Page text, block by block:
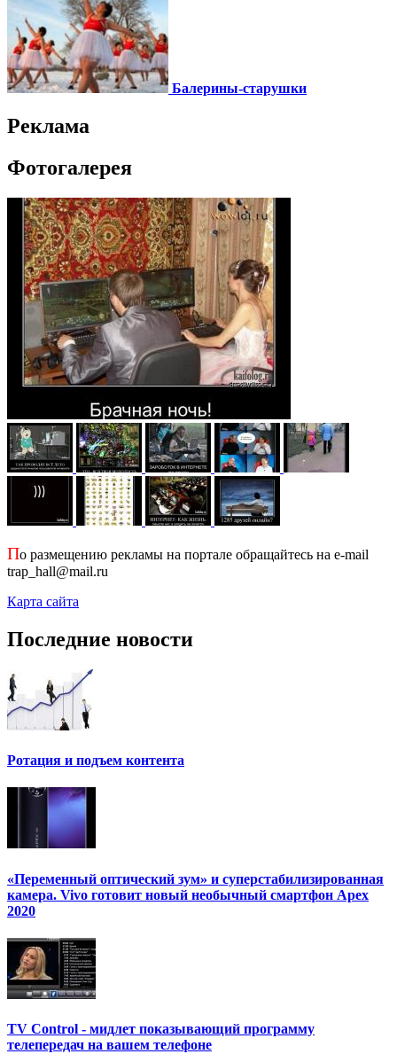
Балерины-старушки
Реклама
Фотогалерея
По размещению рекламы на портале обращайтесь на e-mail
trap_hall@mail.ru
Карта сайта
Последние новости
Ротация и подъем контента
«Переменный оптический зум» и суперстабилизированная
камера. Vivo готовит новый необычный смартфон Apex
2020
TV Control - мидлет показывающий программу
телепередач на вашем телефоне